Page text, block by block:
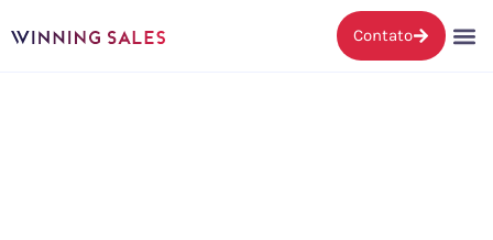
Contato